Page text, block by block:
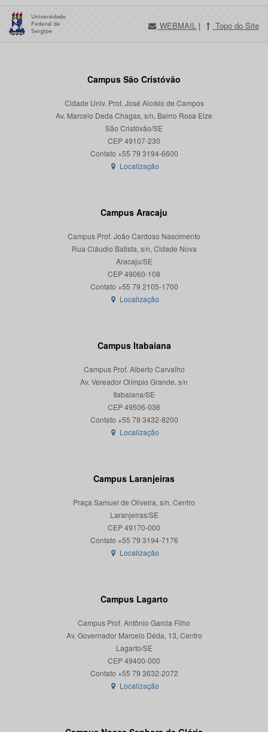
WEBMAIL | Topo do Site
Campus São Cristóvão
Cidade Univ. Prof. José Aloísio de Campos
Av. Marcelo Deda Chagas, s/n, Bairro Rosa Elze
São Cristóvão/SE
CEP 49107-230
Localização
Campus Aracaju
Campus Prof. João Cardoso Nascimento
Rua Cláudio Batista, s/n, Cidade Nova
Aracaju/SE
CEP 49060-108
Localização
Campus Itabaiana
Campus Prof. Alberto Carvalho
Av. Vereador Olímpio Grande, s/n
Itabaiana/SE
CEP 49506-036
Localização
Campus Laranjeiras
Praça Samuel de Oliveira, s/n, Centro
Laranjeiras/SE
CEP 49170-000
Localização
Campus Lagarto
Campus Prof. Antônio Garcia Filho
Av. Governador Marcelo Déda, 13, Centro
Lagarto/SE
CEP 49400-000
Localização